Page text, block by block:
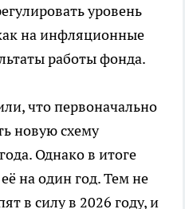
уровень
на инфляционные
работы фонда.
что первоначально
новую схему
Однако в итоге
на один год. Тем не
в силу в 2026 году, и